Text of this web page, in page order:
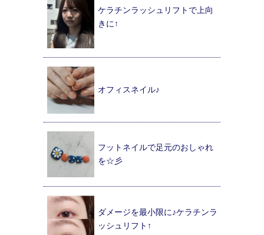
ケラチンラッシュリフトで上向
きに↑
オフィスネイル♪
フットネイルで足元のおしゃれ
を☆彡
ダメージを最小限に♪ケラチンラ
ッシュリフト↑